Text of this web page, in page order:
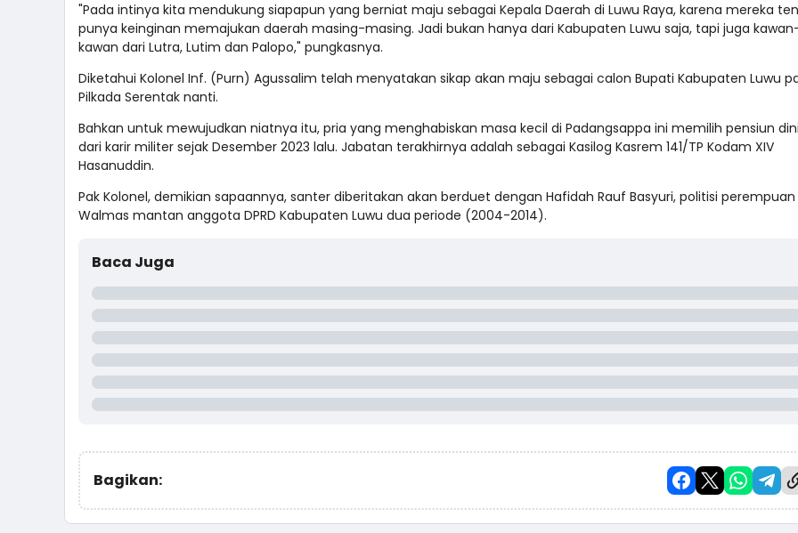
"Pada intinya kita mendukung siapapun yang berniat maju sebagai Kepala Daerah di Luwu Raya, karena mereka
punya keinginan memajukan daerah masing-masing. Jadi bukan hanya dari Kabupaten Luwu saja, tapi juga
kawan dari Lutra, Lutim dan Palopo," pungkasnya.
Diketahui Kolonel Inf. (Purn) Agussalim telah menyatakan sikap akan maju sebagai calon Bupati Kabupaten Luwu
Pilkada Serentak nanti.
Bahkan untuk mewujudkan niatnya itu, pria yang menghabiskan masa kecil di Padangsappa ini memilih pensiun dini
dari karir militer sejak Desember 2023 lalu. Jabatan terakhirnya adalah sebagai Kasilog Kasrem 141/TP Kodam XIV
Hasanuddin.
Pak Kolonel, demikian sapaannya, santer diberitakan akan berduet dengan Hafidah Rauf Basyuri, politisi perempuan
Walmas mantan anggota DPRD Kabupaten Luwu dua periode (2004-2014).
Baca Juga
Bagikan: